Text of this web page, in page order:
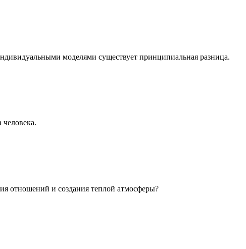
моделями существует принципиальная разница.
отношений и создания теплой атмосферы?